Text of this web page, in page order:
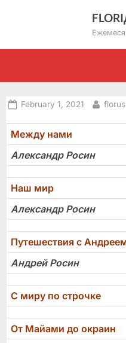
Posted
February 1, 2021 By
florus
Между нами
Александр Росин
Наш мир
Александр Росин
Путешествия с
Андрей Росин
С миру по строчке
От Майами до окраин